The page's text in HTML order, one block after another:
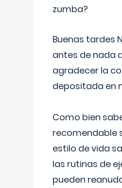
zumba?
Buenas tardes
antes de nada
agradecer la
depositada en
Como bien
recomendable
estilo de vida
las rutinas de
pueden